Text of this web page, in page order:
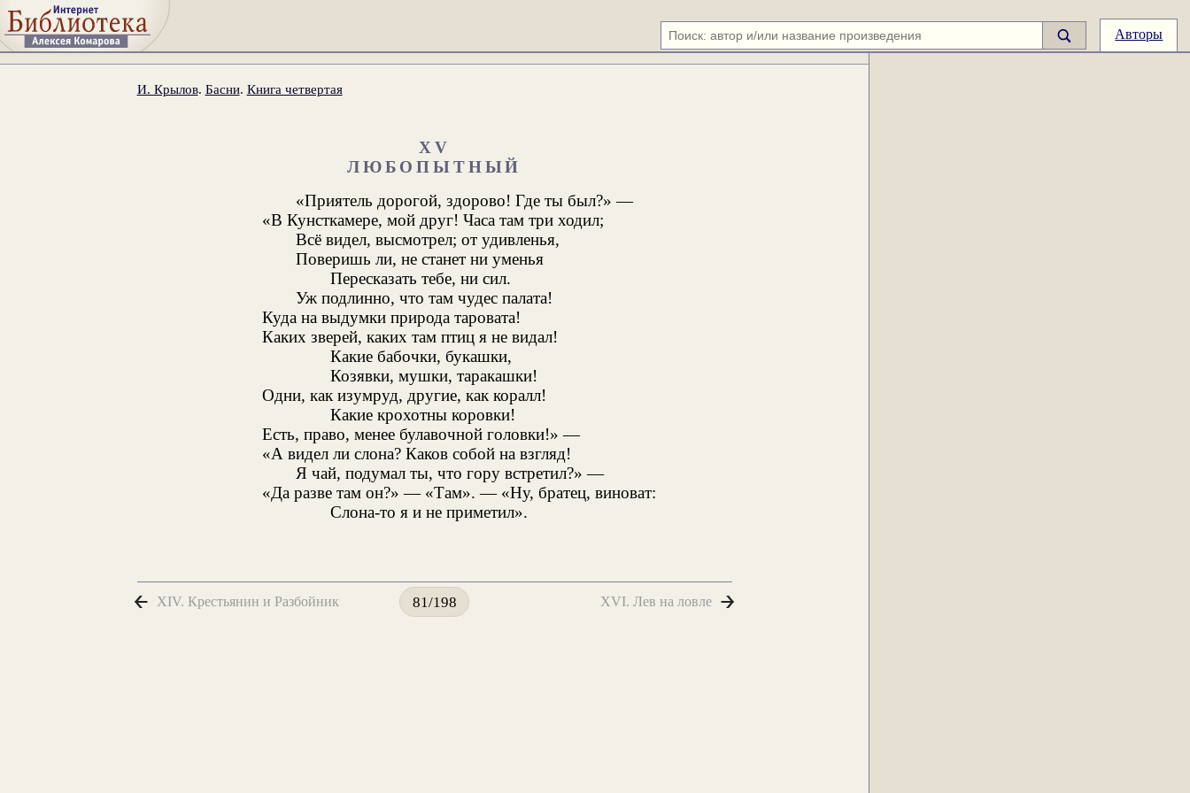
Авторы
И. Крылов. Басни. Книга четвертая
XV
ЛЮБОПЫТНЫЙ
«Приятель дорогой, здорово! Где ты был?» —
«В Кунсткамере, мой друг! Часа там три ходил;
Всё видел, высмотрел; от удивленья,
Поверишь ли, не станет ни уменья
Пересказать тебе, ни сил.
Уж подлинно, что там чудес палата!
Куда на выдумки природа таровата!
Каких зверей, каких там птиц я не видал!
Какие бабочки, букашки,
Козявки, мушки, таракашки!
Одни, как изумруд, другие, как коралл!
Какие крохотны коровки!
Есть, право, менее булавочной головки!» —
«А видел ли слона? Каков собой на взгляд!
Я чай, подумал ты, что гору встретил?» —
«Да разве там он?» — «Там». — «Ну, братец, виноват:
Слона-то я и не приметил».
XIV. Крестьянин и Разбойник 81/198 XVI. Лев на ловле